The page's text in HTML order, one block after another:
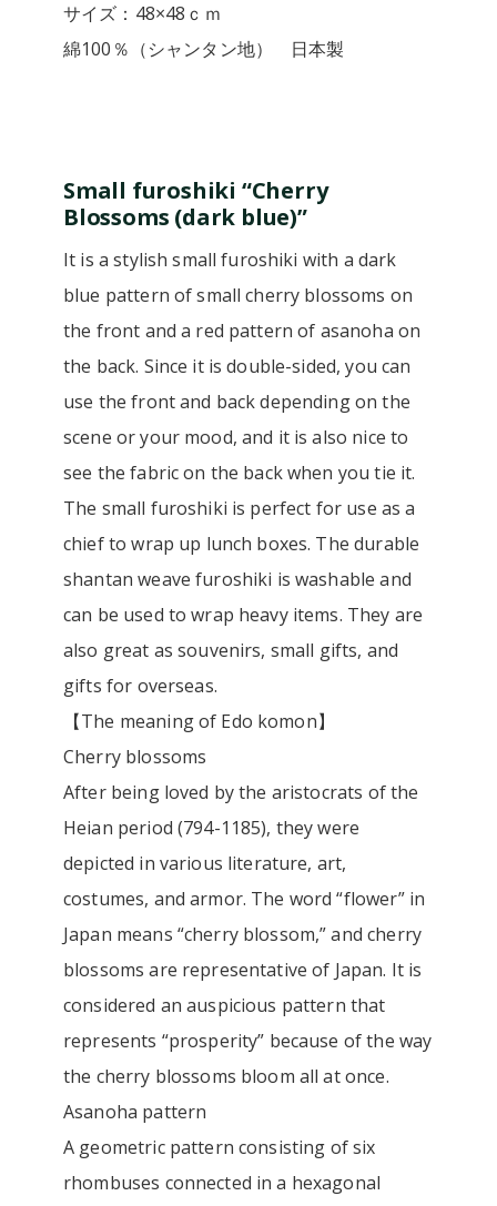
サイズ：48×48ｃｍ
綿100％（シャンタン地） 日本製
Small furoshiki “Cherry
Blossoms (dark blue)”
It is a stylish small furoshiki with a dark
blue pattern of small cherry blossoms on
the front and a red pattern of asanoha on
the back. Since it is double-sided, you can
use the front and back depending on the
scene or your mood, and it is also nice to
see the fabric on the back when you tie it.
The small furoshiki is perfect for use as a
chief to wrap up lunch boxes. The durable
shantan weave furoshiki is washable and
can be used to wrap heavy items. They are
also great as souvenirs, small gifts, and
gifts for overseas.
【The meaning of Edo komon】
Cherry blossoms
After being loved by the aristocrats of the
Heian period (794-1185), they were
depicted in various literature, art,
costumes, and armor. The word “flower” in
Japan means “cherry blossom,” and cherry
blossoms are representative of Japan. It is
considered an auspicious pattern that
represents “prosperity” because of the way
the cherry blossoms bloom all at once.
Asanoha pattern
A geometric pattern consisting of six
rhombuses connected in a hexagonal